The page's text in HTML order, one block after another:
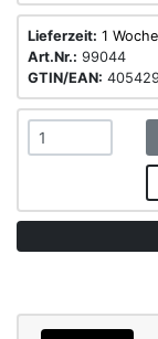
Lieferzeit: 1 Woche
Art.Nr.: 99044
GTIN/EAN: